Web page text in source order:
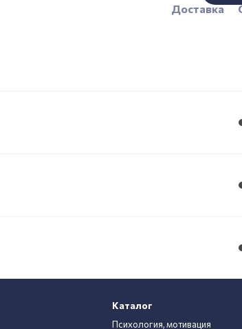
Доставка
Каталог
Психология, мотивация